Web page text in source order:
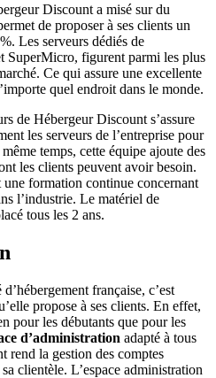
Discount a misé sur du
de proposer à ses clients un
Les serveurs dédiés de
SuperMicro, figurent parmi les plus
Ce qui assure une excellente
quel endroit dans le monde.
de Hébergeur Discount s’assure
les serveurs de l’entreprise pour
temps, cette équipe ajoute des
les clients peuvent avoir besoin.
formation continue concernant
l’industrie. Le matériel de
tous les 2 ans.
française, c’est
propose à ses clients. En effet,
pour les débutants que pour les
d’administration adapté à tous
rend la gestion des comptes
clientèle. L’espace administration